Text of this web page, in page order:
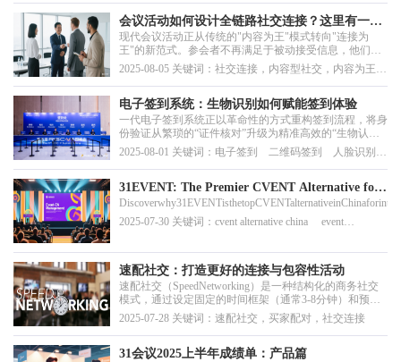
会议活动如何设计全链路社交连接？这里有一份
指南
现代会议活动正从传统的"内容为王"模式转向"连接为
王"的新范式。参会者不再满足于被动接受信息，他们渴
望建立有意义的人际连接，寻求能够产生实际商业价值和
职业发展机会的互动体验。
2025-08-05 关键词：社交连接，内容型社交，内容为王，
电子签到系统：生物识别如何赋能签到体验
一代电子签到系统正以革命性的方式重构签到流程，将身
份验证从繁琐的“证件核对”升级为精准高效的“生物认
证”，为参会者与组织者带来前所未有的体验升级。
2025-08-01 关键词：电子签到 二维码签到 人脸识别系
31EVENT: The Premier CVENT Alternative for
Seamless Event Support in China
2025-07-30 关键词：cvent alternative china event
速配社交：打造更好的连接与包容性活动
速配社交（SpeedNetworking）是一种结构化的商务社交
模式，通过设定固定的时间框架（通常3-8分钟）和预先
匹配的参与者配对，让专业人士能够在短时间内高效地建
立有价值的商业联系。
2025-07-28 关键词：速配社交，买家配对，社交连接
31会议2025上半年成绩单：产品篇